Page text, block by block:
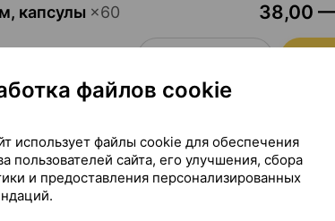
капсулы ×60 38,00 —
117,57 —
Где купить
файлов cookie
использует файлы cookie для обеспечения
пользователей сайта, его улучшения, сбора
и предоставления персонализированных